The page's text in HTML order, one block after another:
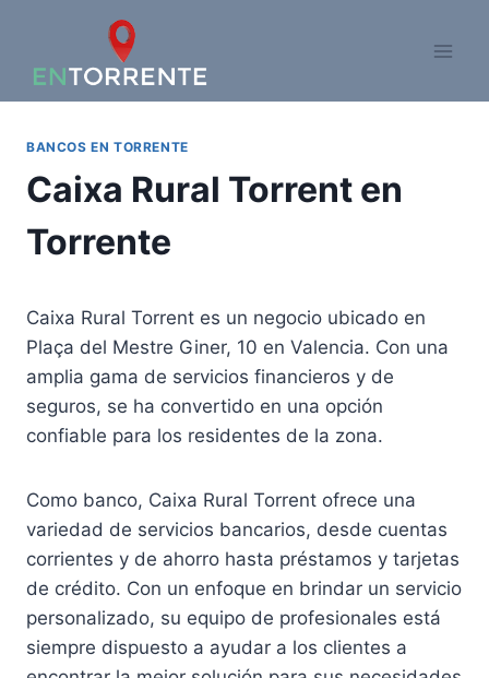
contenido
BANCOS EN TORRENTE
Caixa Rural Torrent en
Torrente
Caixa Rural Torrent es un negocio ubicado en
Plaça del Mestre Giner, 10 en Valencia. Con una
amplia gama de servicios financieros y de
seguros, se ha convertido en una opción
confiable para los residentes de la zona.
Como banco, Caixa Rural Torrent ofrece una
variedad de servicios bancarios, desde cuentas
corrientes y de ahorro hasta préstamos y tarjetas
de crédito. Con un enfoque en brindar un servicio
personalizado, su equipo de profesionales está
siempre dispuesto a ayudar a los clientes a